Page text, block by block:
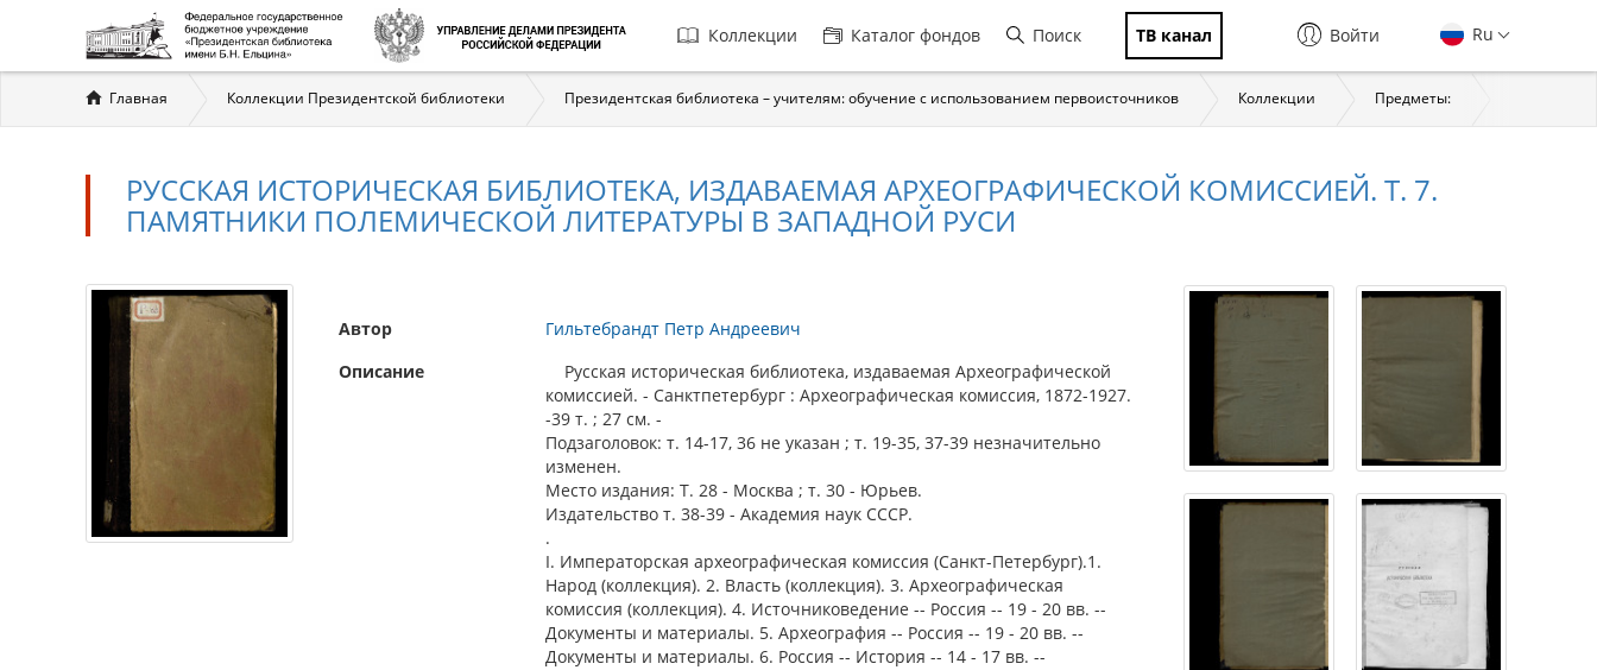
Главная
навигация
Коллекции Каталог фондов Поиск ТВ канал Ru
Войти
Вы
здесь
Главная Коллекции Президентской библиотеки Президентская библиотека – учителям: обучение с использованием первоисточников Коллекции Предметы:
РУССКАЯ ИСТОРИЧЕСКАЯ БИБЛИОТЕКА, ИЗДАВАЕМАЯ АРХЕОГРАФИЧЕСКОЙ КОМИССИЕЙ. Т. 7.
ПАМЯТНИКИ ПОЛЕМИЧЕСКОЙ ЛИТЕРАТУРЫ В ЗАПАДНОЙ РУСИ
Автор
Гильтебрандт Петр Андреевич
Описание
Русская историческая библиотека, издаваемая Археографической
комиссией. - Санктпетербург : Археографическая комиссия, 1872-1927.
-39 т. ; 27 см. -
Подзаголовок: т. 14-17, 36 не указан ; т. 19-35, 37-39 незначительно
изменен.
Место издания: Т. 28 - Москва ; т. 30 - Юрьев.
Издательство т. 38-39 - Академия наук СССР.
.
I. Императорская археографическая комиссия (Санкт-Петербург).1.
Народ (коллекция). 2. Власть (коллекция). 3. Археографическая
комиссия (коллекция). 4. Источниковедение -- Россия -- 19 - 20 вв. --
Документы и материалы. 5. Археография -- Россия -- 19 - 20 вв. --
Документы и материалы. 6. Россия -- История -- 14 - 17 вв. --